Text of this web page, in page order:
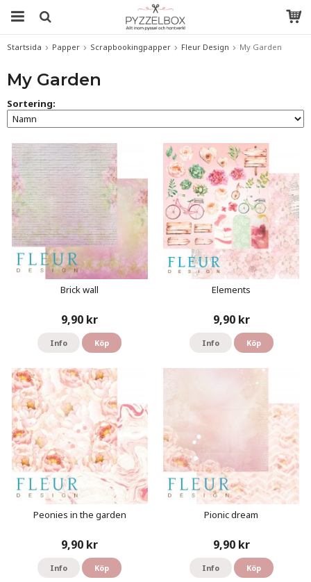
Startsida Papper Scrapbookingpapper Fleur Design My Garden
My Garden
Sortering:
Brick wall
9,90 kr
Info Köp
Elements
9,90 kr
Info Köp
Peonies in the garden
9,90 kr
Info Köp
Pionic dream
9,90 kr
Info Köp